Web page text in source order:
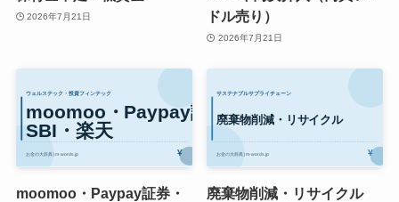
2026年7月21日
ドル売り）
2026年7月21日
moomoo・Paypay証券・
廃棄物削減・リサイクル